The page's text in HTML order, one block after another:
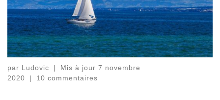
par Ludovic | Mis à jour 7 novembre
2020
| 10 commentaires